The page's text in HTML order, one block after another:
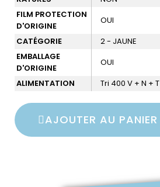
FILM PROTECTION
D'ORIGINE
OUI
CATÉGORIE
2 - JAUNE
EMBALLAGE
D'ORIGINE
OUI
ALIMENTATION
Tri 400 V + N + T
AJOUTER AU PANIER